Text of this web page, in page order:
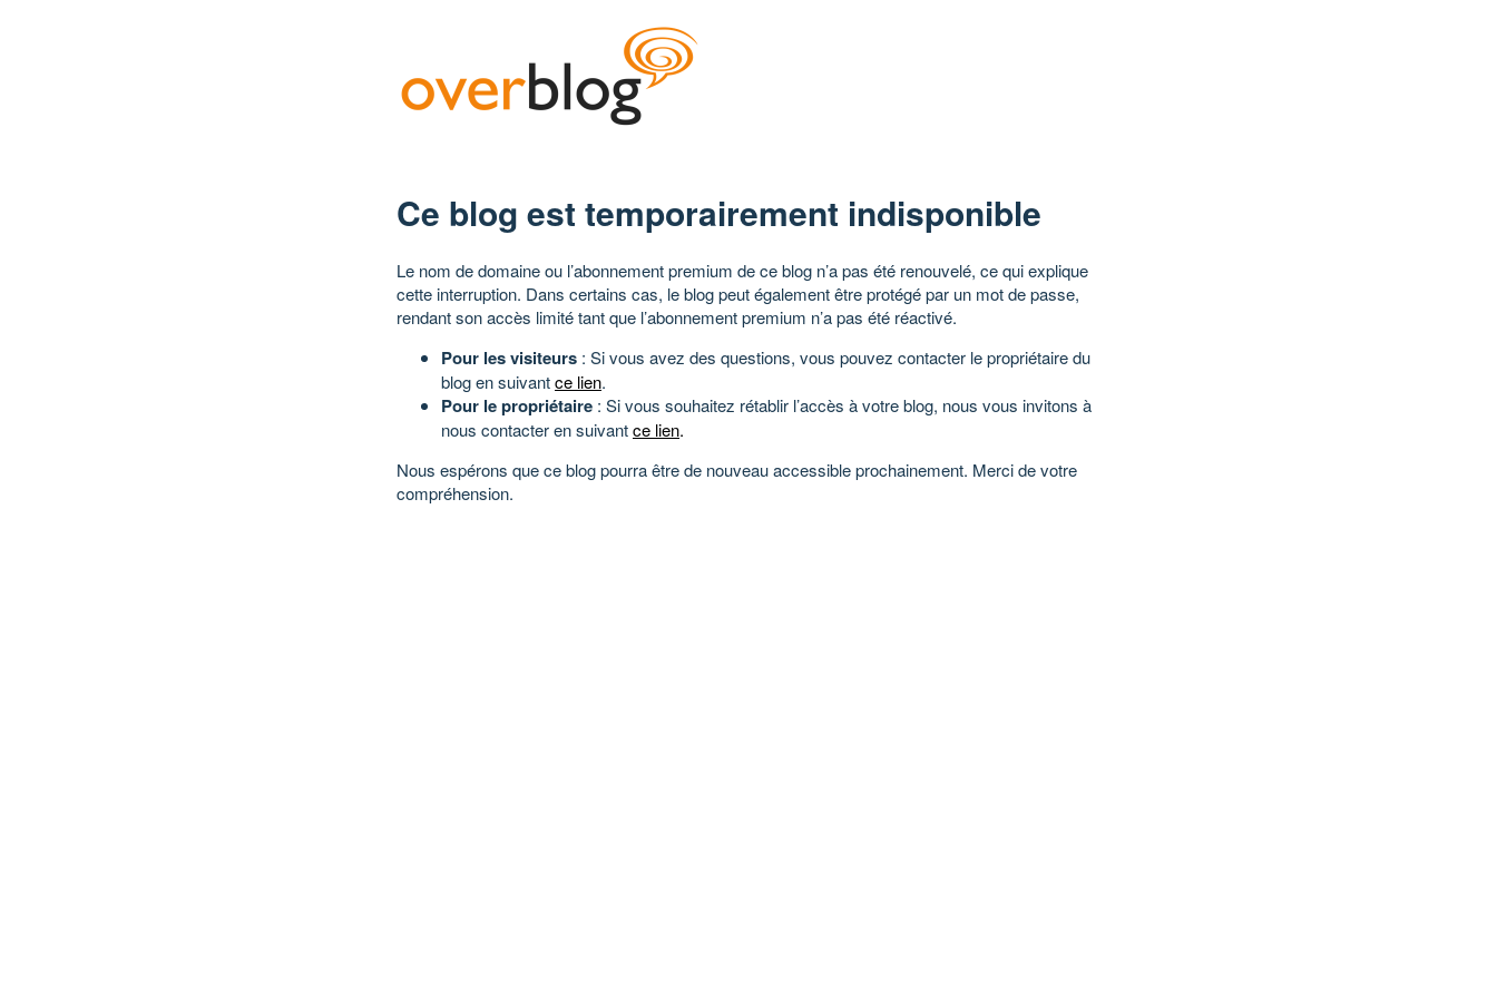
Ce blog est temporairement indisponible
Le nom de domaine ou l’abonnement premium de ce blog n’a pas été renouvelé, ce qui explique
cette interruption. Dans certains cas, le blog peut également être protégé par un mot de passe,
rendant son accès limité tant que l’abonnement premium n’a pas été réactivé.
Pour les visiteurs : Si vous avez des questions, vous pouvez contacter le propriétaire du
blog en suivantce lien.
Pour le propriétaire : Si vous souhaitez rétablir l’accès à votre blog, nous vous invitons à
nous contacter en suivantce lien.
Nous espérons que ce blog pourra être de nouveau accessible prochainement. Merci de votre
compréhension.